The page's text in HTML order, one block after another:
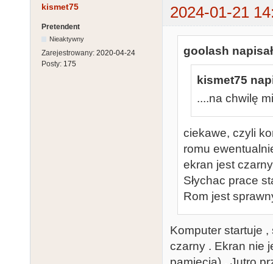
kismet75 2024-01-21
Pretendent
Nieaktywny
Zarejestrowany: 2020-04-24
Posty: 175
goolash
kismet75
....na chwilę
ciekawe, czyli
romu
ekran jest
Słychac prace
Rom jest
Komputer startuje ,
czarny . Ekran nie